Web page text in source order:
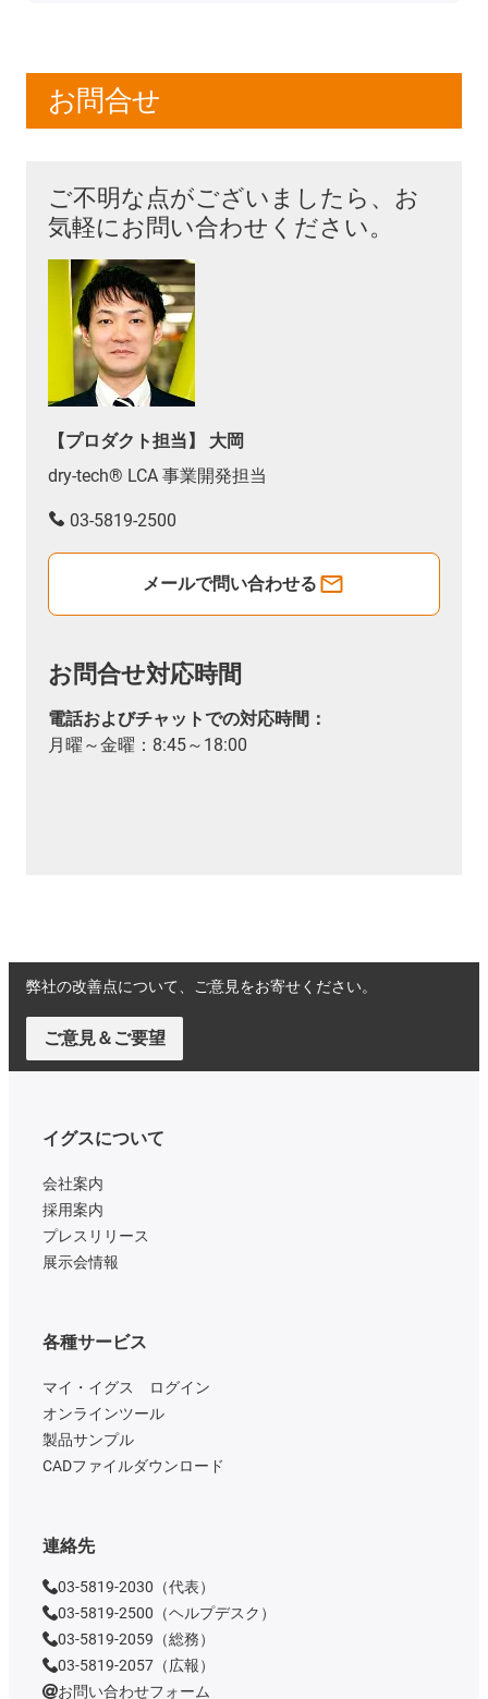
お問合せ
ご不明な点がございましたら、お
気軽にお問い合わせください。
【プロダクト担当】 大岡
dry-tech® LCA 事業開発担当
03-5819-2500
メールで問い合わせる
お問合せ対応時間
電話およびチャットでの対応時間：
月曜～金曜：8:45～18:00
弊社の改善点について、ご意見をお寄せください。
ご意見＆ご要望
イグスについて
会社案内
採用案内
プレスリリース
展示会情報
各種サービス
マイ・イグス ログイン
オンラインツール
製品サンプル
CADファイルダウンロード
連絡先
03-5819-2030（代表）
03-5819-2500（ヘルプデスク）
03-5819-2059（総務）
03-5819-2057（広報）
お問い合わせフォーム